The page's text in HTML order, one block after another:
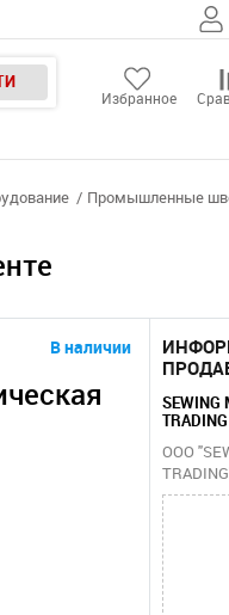
Избранное
Промышленные
В наличии
SEWING
TRADING
ООО